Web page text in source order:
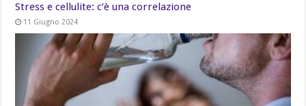
Stress e cellulite: c’è una correlazione
11 Giugno 2024